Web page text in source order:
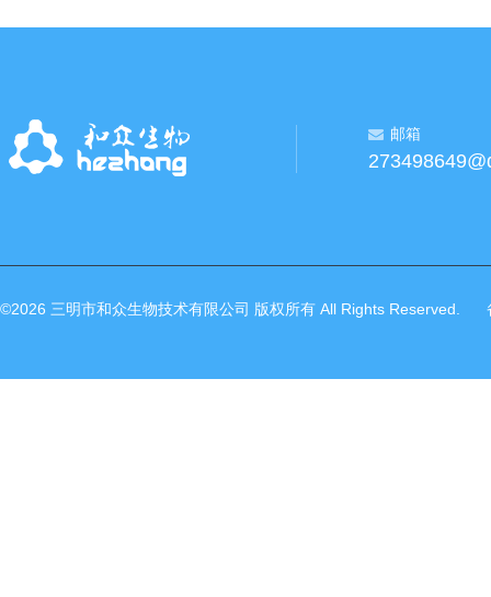
邮箱
©2026 三明市和众生物技术有限公司 版权所有 All Rights Reserved.